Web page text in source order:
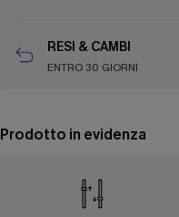
RESI & CAMBI
ENTRO 30 GIORNI
Prodotto in evidenza